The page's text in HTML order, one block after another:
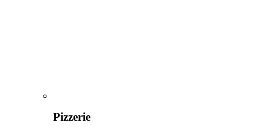
Pizzerie